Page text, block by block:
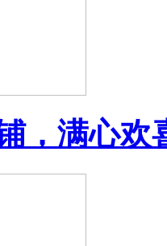
，满心欢